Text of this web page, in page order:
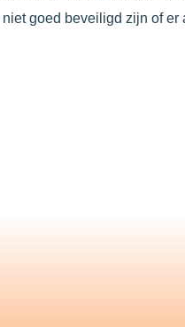
goed beveiligd zijn of